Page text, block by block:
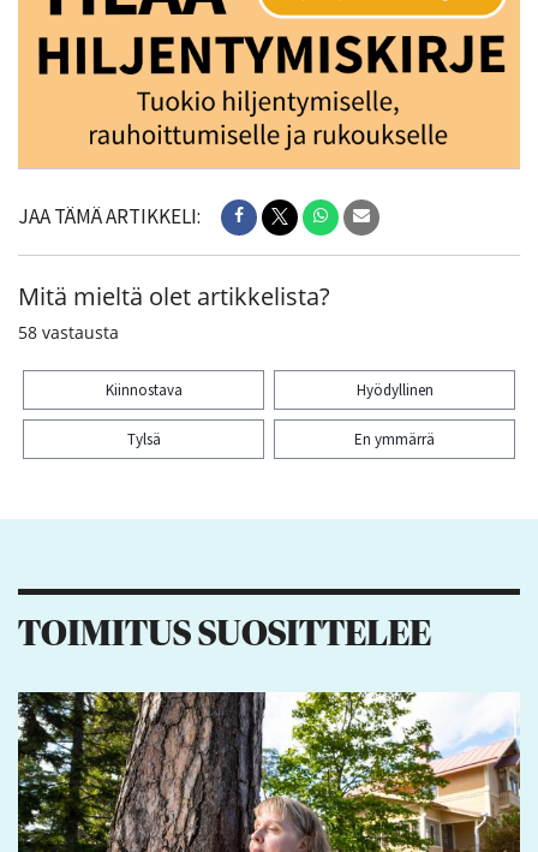
JAA TÄMÄ ARTIKKELI:
Mitä mieltä olet artikkelista?
58 vastausta
Kiinnostava Hyödyllinen
Tylsä En ymmärrä
TOIMITUS SUOSITTELEE